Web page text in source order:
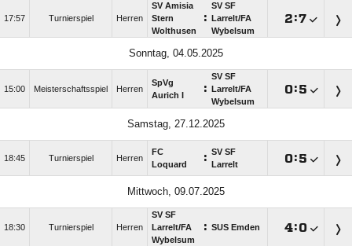
17:57 Turnierspiel Herren
SV Amisia
Stern
Wolthusen
:
SV SF
Larrelt/​FA
Wybelsum
:
Sonntag, 04.05.2025
15:00 Meisterschaftsspiel Herren
SpVg
Aurich I
:
SV SF
Larrelt/​FA
Wybelsum
:
Samstag, 27.12.2025
18:45 Turnierspiel Herren
FC
Loquard
: SV SF
Larrelt
:
Mittwoch, 09.07.2025
18:30 Turnierspiel Herren
SV SF
Larrelt/​FA
Wybelsum
: SUS Emden :